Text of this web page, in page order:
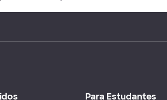
Para Estudantes